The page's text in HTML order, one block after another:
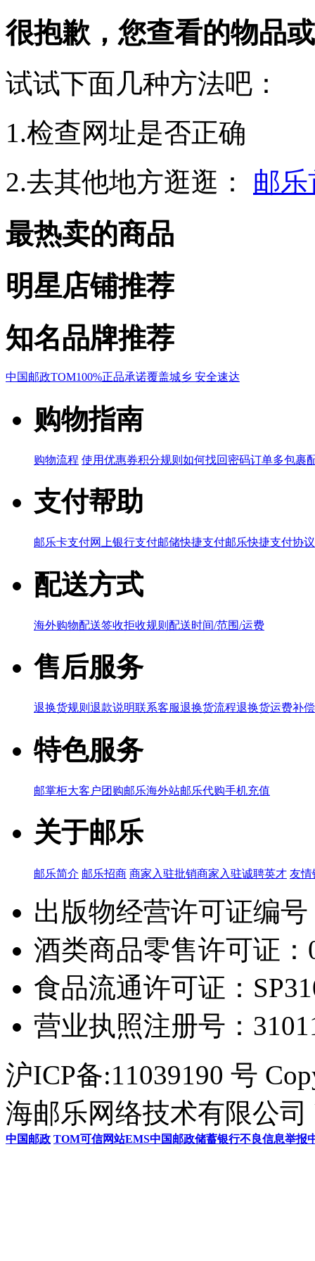
很抱歉，您查看的物品
试试下面几种方法吧：
1.检查网址是否正确
2.去其他地方逛逛：
邮
最热卖的商品
明星店铺推荐
知名品牌推荐
中国邮政TOM100%正品承诺覆盖城乡 安全速达
购物指南
购物流程 使用优惠券积分规则 如何找回密码订单多包裹
支付帮助
邮乐卡支付网上银行支付邮储快捷支付邮乐快捷支付协议
配送方式
海外购物配送签收拒收规则 配送时间/范围/运费
售后服务
退换货规则 退款说明联系客服退换货流程退换货运费补
特色服务
邮掌柜大客户团购邮乐海外站邮乐代购手机充值
关于邮乐
邮乐简介 邮乐招商 商家入驻批销商家入驻诚聘英才 友情
出版物经营许可证编
酒类商品零售许可证：
食品流通许可证：
营业执照注册号：
沪ICP备:11039190 号
海邮乐网络技术有限公司
中国邮政 TOM可信网站EMS中国邮政储蓄银行不良信息举报